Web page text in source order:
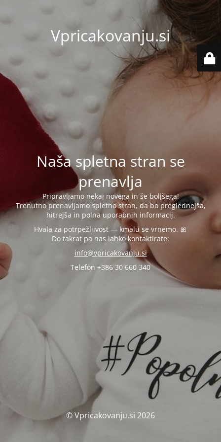
Vpricakovanju.si
Naša spletna stran se
prenavlja
Pripravljamo nekaj novega in še boljšega!
Trenutno prenavljamo spletno stran, da bo preglednejša,
hitrejša in polna uporabnih informacij.
Hvala za potrpežljivost — kmalu se vrnemo. 🎀
Do takrat pa nas lahko kontaktirate:
info@vpricakovanju.si
Telefon +386 30 660 340
© Vpricakovanju.si 2026